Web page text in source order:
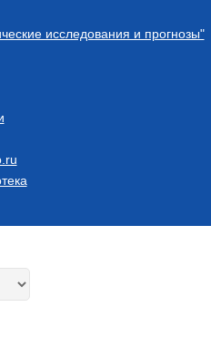
исследования и прогнозы"